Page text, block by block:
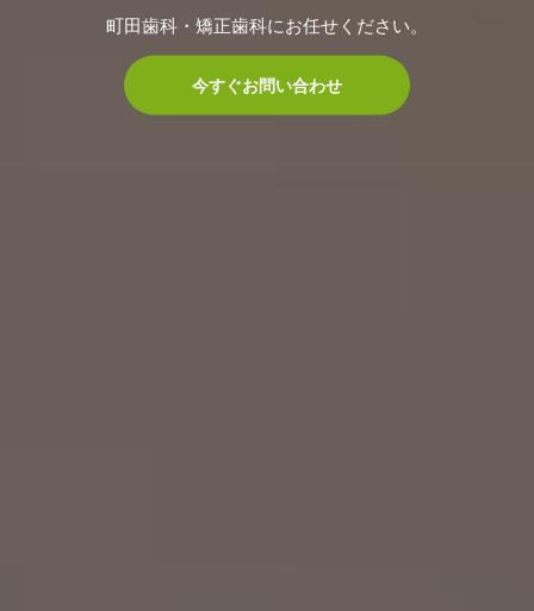
町田歯科・矯正歯科にお任せください。
今すぐお問い合わせ